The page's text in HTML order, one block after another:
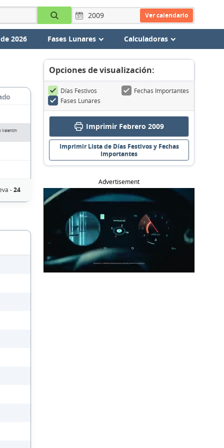
Ver calendario
2026 Fases Lunares Calculadoras
Valentín
-24
Opciones de visualización:
Días Festivos
Fechas Importantes
Fases Lunares
Imprimir Febrero 2009
Imprimir Lista de Días Festivos y Fechas
Importantes
Advertisement